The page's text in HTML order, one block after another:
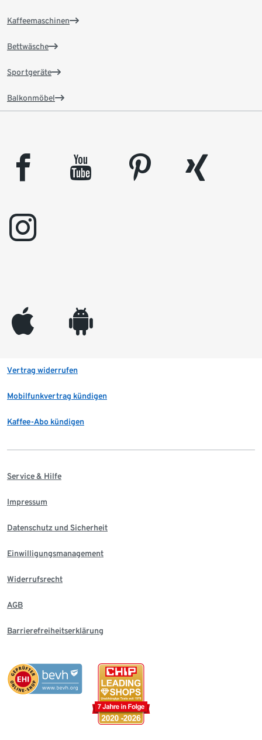
Kaffeemaschinen
Bettwäsche
Sportgeräte
Balkonmöbel
facebook youtube pinterest
xing
instagram
appleinc android
Vertrag widerrufen
Mobilfunkvertrag kündigen
Kaffee-Abo kündigen
Service & Hilfe
Impressum
Datenschutz und Sicherheit
Einwilligungsmanagement
Widerrufsrecht
AGB
Barrierefreiheitserklärung